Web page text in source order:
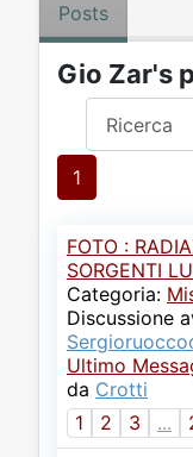
Posts
Gio Zar's
1
FOTO :
SORGENTI
Categoria:
Discussione
Ultimo
da Crotti
1
2 3 ...